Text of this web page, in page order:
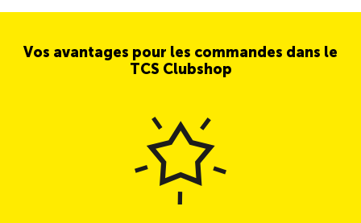
Vos avantages pour les commandes dans le
TCS Clubshop